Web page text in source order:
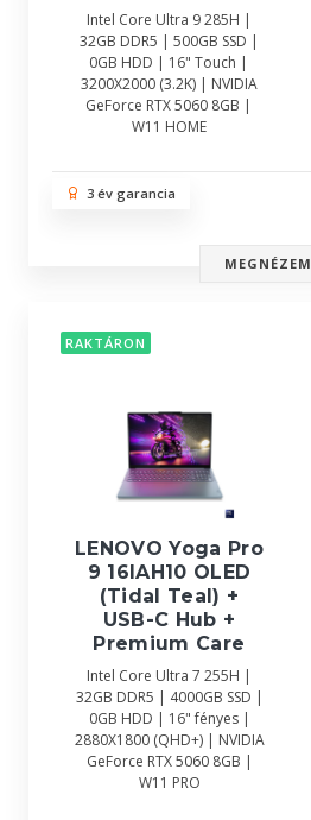
Intel Core Ultra 9 285H |
32GB DDR5 | 500GB SSD |
0GB HDD | 16" Touch |
3200X2000 (3.2K) | NVIDIA
GeForce RTX 5060 8GB |
W11 HOME
3 év garancia
MEGNÉZEM
RAKTÁRON
LENOVO Yoga Pro
9 16IAH10 OLED
(Tidal Teal) +
USB-C Hub +
Premium Care
Intel Core Ultra 7 255H |
32GB DDR5 | 4000GB SSD |
0GB HDD | 16" fényes |
2880X1800 (QHD+) | NVIDIA
GeForce RTX 5060 8GB |
W11 PRO